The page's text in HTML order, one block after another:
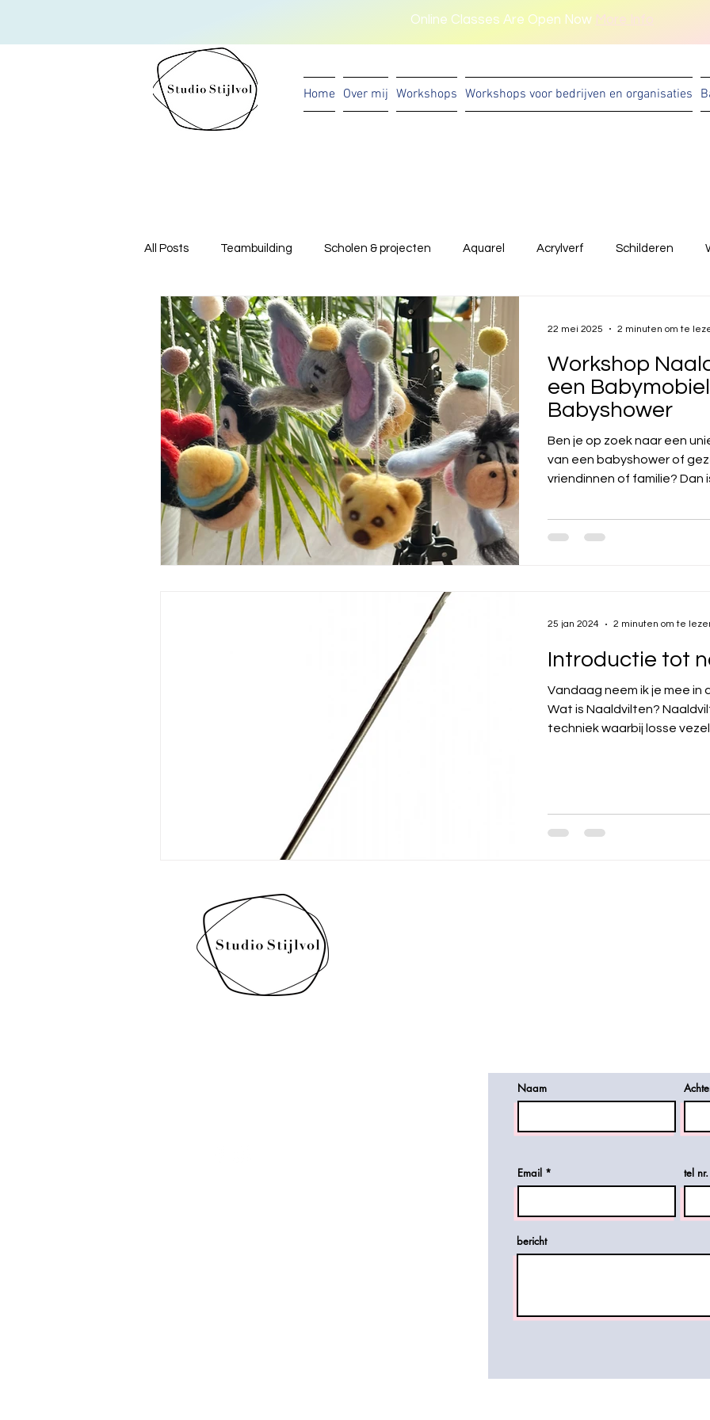
Online Classes Are Open Now More Info
Home Over mij Workshops Workshops voor bedrijven en organisaties
All Posts Teambuilding Scholen & projecten Aquarel Acrylverf Schilderen
babyshower kunstproject kunst met kin deren
Workshop
een
Babyshower
Ben je op zoek naar een
van een babyshower of
vriendinnen of familie? Dan is
22 mei 2025 2 minuten om te
Introductie tot
Vandaag neem ik je mee in
Wat is Naaldvilten?
techniek waarbij losse
25 jan 2024 2 minuten om te
Naam
Email tel nr.
bericht